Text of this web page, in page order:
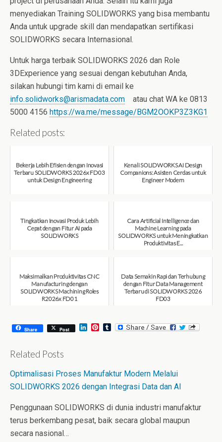
menyediakan Training SOLIDWORKS yang bisa membantu
Anda untuk upgrade skill dan mendapatkan sertifikasi
SOLIDWORKS secara Internasional.
Untuk harga terbaik SOLIDWORKS 2026 dan Role
3DExperience yang sesuai dengan kebutuhan Anda,
silakan hubungi tim kami di email ke
info.solidworks@arismadata.com atau chat WA ke 0813
5000 4156 https://wa.me/message/BGM2OOKP3Z3KG1
Related posts:
Bekerja Lebih Efisien dengan Inovasi
Terbaru SOLIDWORKS 2026x FD03
untuk Design Engineering
Kenali SOLIDWORKS AI Design
Companions: Asisten Cerdas untuk
Engineer Modern
Tingkatkan Inovasi Produk Lebih
Cepat dengan Fitur AI pada
SOLIDWORKS
Cara Artificial Intelligence dan
Machine Learning pada
SOLIDWORKS untuk Meningkatkan
Produktivitas E...
Maksimalkan Produktivitas CNC
Manufacturing dengan
SOLIDWORKS Machining Roles
R2026x FD01
Data Semakin Rapi dan Terhubung
dengan Fitur Data Management
Terbaru di SOLIDWORKS 2026
FD03
Share Post
L
I
n
P
e
s
t
T
Related Posts
Optimalisasi Proses Manufaktur Modern Melalui
SOLIDWORKS 2026 dengan Integrasi Data dan AI
Penggunaan SOLIDWORKS di dunia industri manufaktur
terus berkembang pesat, baik secara global maupun
secara nasional…